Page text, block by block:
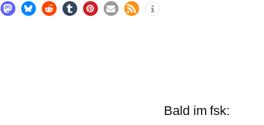
Bald im fsk: